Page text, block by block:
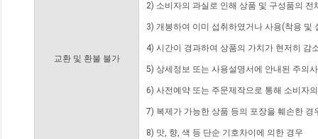
교환 및 환불 불가
2) 소비자의 과실로 인해 상품 및 구성품의
3) 개봉하여 이미 섭취하였거나 사용(착용 및
4) 시간이 경과하여 상품의 가치가 현저히 감
5) 상세정보 또는 사용설명서에 안내된 주의
6) 사전예약 또는 주문제작으로 통해 소비자
7) 복제가 가능한 상품 등의 포장을 훼손한 경
8) 맛, 향, 색 등 단순 기호차이에 의한 경우